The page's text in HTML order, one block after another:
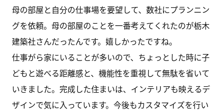
母の部屋と自分の仕事場を要望して、数社にプランニン
グを依頼。母の部屋のことを一番考えてくれたのが栃木
建築社さんだったんです。嬉しかったですね。
仕事がら家にいることが多いので、ちょっとした時に子
どもと遊べる距離感と、機能性を重視して無駄を省いて
いきました。完成した住まいは、インテリアも映えるデ
ザインで気に入っています。今後もカスタマイズを行い